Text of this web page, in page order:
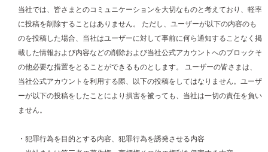
当社では、皆さまとのコミュニケーションを大切なものと考えており、軽率
に投稿を削除することはありません。 ただし、ユーザーが以下の内容のも
のを投稿した場合、当社はユーザーに対して事前に何ら通知することなく掲
載した情報および内容などの削除および当社公式アカウントへのブロックそ
の他必要な措置をとることができるものとします。 ユーザーの皆さまは、
当社公式アカウントを利用する際、以下の投稿をしてはなりません。ユーザ
ーが以下の投稿をしたことにより損害を被っても、当社は一切の責任を負い
ません。
・犯罪行為を目的とする内容、犯罪行為を誘発させる内容